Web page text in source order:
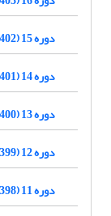
دوره 15 (1402)
دوره 14 (1401)
دوره 13 (1400)
دوره 12 (1399)
دوره 11 (1398)